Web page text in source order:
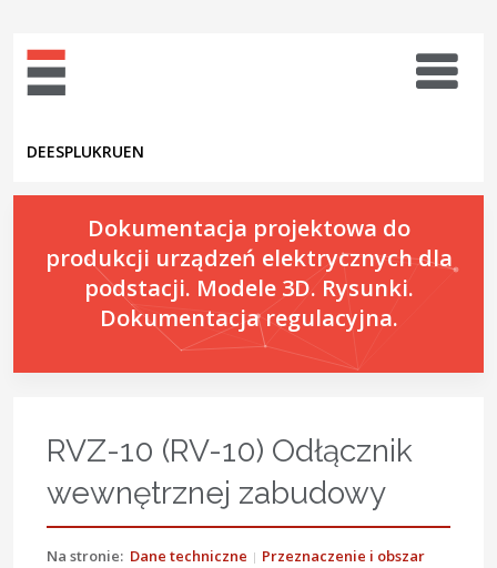
DEESPLUKRUEN
Dokumentacja projektowa do
produkcji urządzeń elektrycznych dla
podstacji. Modele 3D. Rysunki.
Dokumentacja regulacyjna.
RVZ-10 (RV-10) Odłącznik
wewnętrznej zabudowy
Na stronie: Dane techniczne
Przeznaczenie i obszar